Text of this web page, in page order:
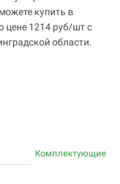
купить в
цене 1214 руб/шт с
области.
Комплектующие